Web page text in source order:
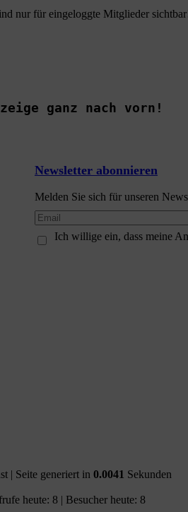
nur für eingeloggte Mitglieder
ganz nach vorn!
Newsletter abonnieren
Melden Sie sich für unseren
Ich willige ein, dass meine
| Seite generiert in 0.0041 Sekunden
heute: 8 | Besucher heute: 8